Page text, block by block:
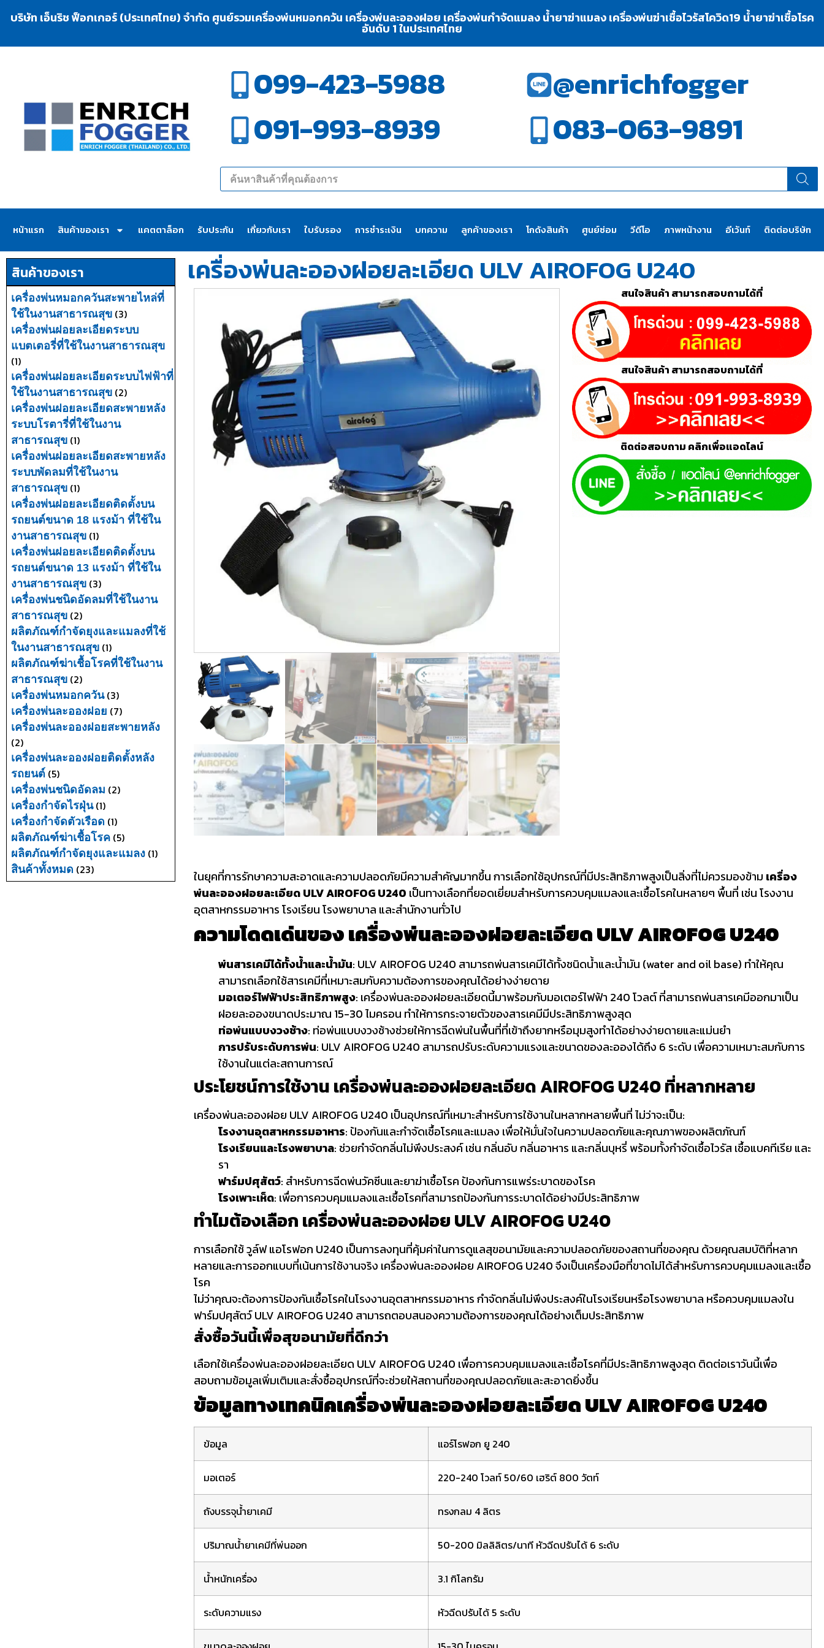
บริษัท เอ็นริช ฟ็อกเกอร์ (ประเทศไทย) จำกัด ศูนย์รวมเครื่องพ่นหมอกควัน เครื่องพ่นละอองฝอย เครื่องพ่นกำจัดแมลง น้ำยาฆ่าแมลง เครื่องพ่นฆ่าเชื้อไวรัสโควิด19 น้ำยาฆ่าเชื้อโรค
อันดับ 1 ในประเทศไทย
099-423-5988
091-993-8939
@enrichfogger
083-063-9891
หน้าแรก สินค้าของเรา แคตตาล็อก รับประกัน เกี่ยวกับเรา ใบรับรอง การชำระเงิน บทความ ลูกค้าของเรา โกดังสินค้า ศูนย์ซ่อม วีดีโอ ภาพหน้างาน อีเว้นท์ ติดต่อบริษัท
สินค้าของเรา
เครื่องพ่นหมอกควันสะพายไหล่ที่
ใช้ในงานสาธารณสุข (3)
เครื่องพ่นฝอยละเอียดระบบ
แบตเตอรี่ที่ใช้ในงานสาธารณสุข
(1)
เครื่องพ่นฝอยละเอียดระบบไฟฟ้าที่
ใช้ในงานสาธารณสุข (2)
เครื่องพ่นฝอยละเอียดสะพายหลัง
ระบบโรตารี่ที่ใช้ในงาน
สาธารณสุข (1)
เครื่องพ่นฝอยละเอียดสะพายหลัง
ระบบพัดลมที่ใช้ในงาน
สาธารณสุข (1)
เครื่องพ่นฝอยละเอียดติดตั้งบน
รถยนต์ขนาด 18 แรงม้า ที่ใช้ใน
งานสาธารณสุข (1)
เครื่องพ่นฝอยละเอียดติดตั้งบน
รถยนต์ขนาด 13 แรงม้า ที่ใช้ใน
งานสาธารณสุข (3)
เครื่องพ่นชนิดอัดลมที่ใช้ในงาน
สาธารณสุข (2)
ผลิตภัณฑ์กำจัดยุงและแมลงที่ใช้
ในงานสาธารณสุข (1)
ผลิตภัณฑ์ฆ่าเชื้อโรคที่ใช้ในงาน
สาธารณสุข (2)
เครื่องพ่นหมอกควัน (3)
เครื่องพ่นละอองฝอย (7)
เครื่องพ่นละอองฝอยสะพายหลัง
(2)
เครื่องพ่นละอองฝอยติดตั้งหลัง
รถยนต์ (5)
เครื่องพ่นชนิดอัดลม (2)
เครื่องกำจัดไรฝุ่น (1)
เครื่องกำจัดตัวเรือด (1)
ผลิตภัณฑ์ฆ่าเชื้อโรค (5)
ผลิตภัณฑ์กำจัดยุงและแมลง (1)
สินค้าทั้งหมด (23)
เครื่องพ่นละอองฝอยละเอียด ULV AIROFOG U240
สนใจสินค้า สามารถสอบถามได้ที่
สนใจสินค้า สามารถสอบถามได้ที่
ติดต่อสอบถาม คลิกเพื่อแอดไลน์
ในยุคที่การรักษาความสะอาดและความปลอดภัยมีความสำคัญมากขึ้น การเลือกใช้อุปกรณ์ที่มีประสิทธิภาพสูงเป็นสิ่งที่ไม่ควรมองข้าม เครื่อง
พ่นละอองฝอยละเอียด ULV AIROFOG U240 เป็นทางเลือกที่ยอดเยี่ยมสำหรับการควบคุมแมลงและเชื้อโรคในหลายๆ พื้นที่ เช่น โรงงาน
อุตสาหกรรมอาหาร โรงเรียน โรงพยาบาล และสำนักงานทั่วไป
ความโดดเด่นของ เครื่องพ่นละอองฝอยละเอียด ULV AIROFOG U240
พ่นสารเคมีได้ทั้งน้ำและน้ำมัน: ULV AIROFOG U240 สามารถพ่นสารเคมีได้ทั้งชนิดน้ำและน้ำมัน (water and oil base) ทำให้คุณ
สามารถเลือกใช้สารเคมีที่เหมาะสมกับความต้องการของคุณได้อย่างง่ายดาย
มอเตอร์ไฟฟ้าประสิทธิภาพสูง: เครื่องพ่นละอองฝอยละเอียดนี้มาพร้อมกับมอเตอร์ไฟฟ้า 240 โวลต์ ที่สามารถพ่นสารเคมีออกมาเป็น
ฝอยละอองขนาดประมาณ 15-30 ไมครอน ทำให้การกระจายตัวของสารเคมีมีประสิทธิภาพสูงสุด
ท่อพ่นแบบงวงช้าง: ท่อพ่นแบบงวงช้างช่วยให้การฉีดพ่นในพื้นที่ที่เข้าถึงยากหรือมุมสูงทำได้อย่างง่ายดายและแม่นยำ
การปรับระดับการพ่น: ULV AIROFOG U240 สามารถปรับระดับความแรงและขนาดของละอองได้ถึง 6 ระดับ เพื่อความเหมาะสมกับการ
ใช้งานในแต่ละสถานการณ์
ประโยชน์การใช้งาน เครื่องพ่นละอองฝอยละเอียดAIROFOG U240ที่หลากหลาย
เครื่องพ่นละอองฝอย ULV AIROFOG U240 เป็นอุปกรณ์ที่เหมาะสำหรับการใช้งานในหลากหลายพื้นที่ ไม่ว่าจะเป็น:
โรงงานอุตสาหกรรมอาหาร: ป้องกันและกำจัดเชื้อโรคและแมลง เพื่อให้มั่นใจในความปลอดภัยและคุณภาพของผลิตภัณฑ์
โรงเรียนและโรงพยาบาล: ช่วยกำจัดกลิ่นไม่พึงประสงค์ เช่น กลิ่นอับ กลิ่นอาหาร และกลิ่นบุหรี่ พร้อมทั้งกำจัดเชื้อไวรัส เชื้อแบคทีเรีย และ
รา
ฟาร์มปศุสัตว์: สำหรับการฉีดพ่นวัคซีนและยาฆ่าเชื้อโรค ป้องกันการแพร่ระบาดของโรค
โรงเพาะเห็ด: เพื่อการควบคุมแมลงและเชื้อโรคที่สามารถป้องกันการระบาดได้อย่างมีประสิทธิภาพ
ทำไมต้องเลือกเครื่องพ่นละอองฝอยULV AIROFOG U240
การเลือกใช้วูล์ฟ แอโรฟอก U240 เป็นการลงทุนที่คุ้มค่าในการดูแลสุขอนามัยและความปลอดภัยของสถานที่ของคุณ ด้วยคุณสมบัติที่หลาก
หลายและการออกแบบที่เน้นการใช้งานจริง เครื่องพ่นละอองฝอย AIROFOG U240จึงเป็นเครื่องมือที่ขาดไม่ได้สำหรับการควบคุมแมลงและเชื้อ
โรค
ไม่ว่าคุณจะต้องการป้องกันเชื้อโรคในโรงงานอุตสาหกรรมอาหาร กำจัดกลิ่นไม่พึงประสงค์ในโรงเรียนหรือโรงพยาบาล หรือควบคุมแมลงใน
ฟาร์มปศุสัตว์ ULV AIROFOG U240 สามารถตอบสนองความต้องการของคุณได้อย่างเต็มประสิทธิภาพ
สั่งซื้อวันนี้เพื่อสุขอนามัยที่ดีกว่า
เลือกใช้เครื่องพ่นละอองฝอยละเอียด ULV AIROFOG U240 เพื่อการควบคุมแมลงและเชื้อโรคที่มีประสิทธิภาพสูงสุด ติดต่อเราวันนี้เพื่อ
สอบถามข้อมูลเพิ่มเติมและสั่งซื้ออุปกรณ์ที่จะช่วยให้สถานที่ของคุณปลอดภัยและสะอาดยิ่งขึ้น
ข้อมูลทางเทคนิคเครื่องพ่นละอองฝอยละเอียด ULV AIROFOG U240
ข้อมูล แอร์โรฟอก ยู 240
มอเตอร์ 220-240 โวลท์ 50/60 เฮริต์ 800 วัตท์
ถังบรรจุน้ำยาเคมี ทรงกลม 4 ลิตร
ปริมาณน้ำยาเคมีที่พ่นออก 50-200 มิลลิลิตร/นาที หัวฉีดปรับได้ 6 ระดับ
น้ำหนักเครื่อง 3.1 กิโลกรัม
ระดับความแรง หัวฉีดปรับได้ 5 ระดับ